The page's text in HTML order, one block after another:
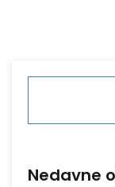
Nedavne